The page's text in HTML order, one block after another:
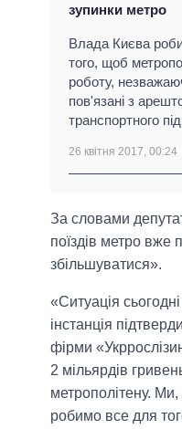
зупинки метро
Влада Києва
того, щоб
роботу,
пов'язані з
транспортного
26 квітня 2017, 00:24
За словами
поїздів метро вже
збільшуватися».
«Ситуація
інстанція
фірми
2 мільярдів
метрополітену. Ми,
робимо все для